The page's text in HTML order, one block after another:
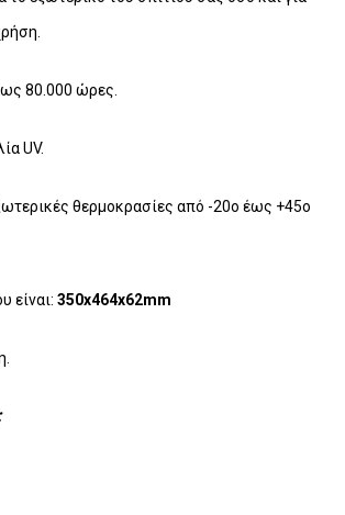
80.000 ώρες.
UV.
θερμοκρασίες από -20o έως +45o
είναι: 350x464x62mm